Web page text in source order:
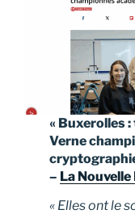
« Buxerolles
Verne
– La
« Elles ont le